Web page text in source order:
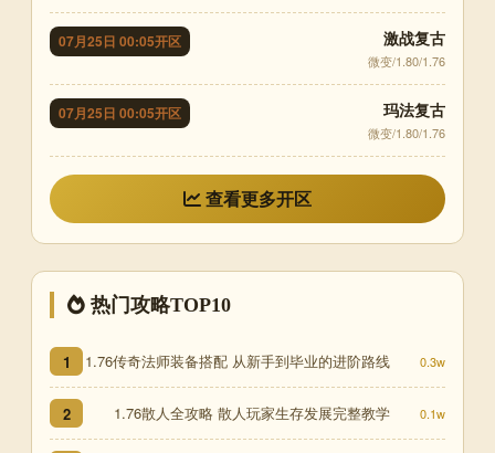
07月25日 00:05开区 激战复古
微变/1.80/1.76
07月25日 00:05开区 玛法复古
微变/1.80/1.76
查看更多开区
热门攻略TOP10
1 1.76传奇法师装备搭配 从新手到毕业的进阶路线 0.3w
2 1.76散人全攻略 散人玩家生存发展完整教学 0.1w